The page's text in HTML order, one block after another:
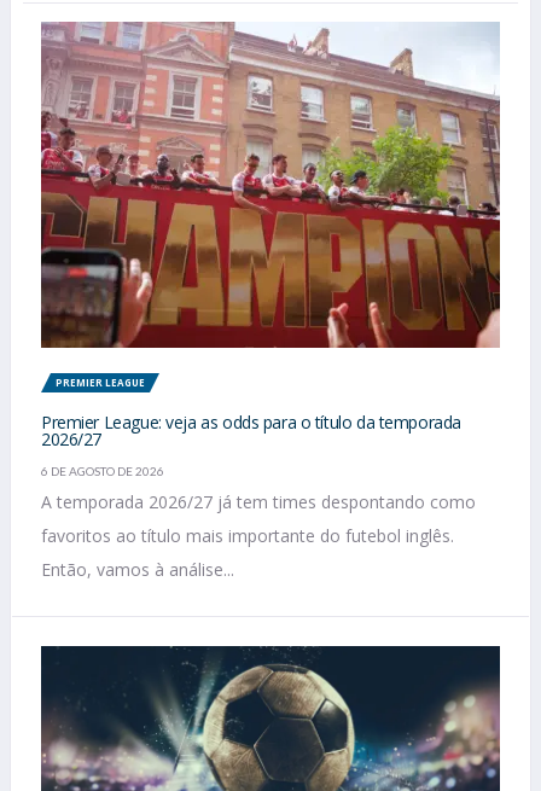
PREMIER LEAGUE
Premier League: veja as odds para o título da temporada
2026/27
6 DE AGOSTO DE 2026
A temporada 2026/27 já tem times despontando como
favoritos ao título mais importante do futebol inglês.
Então, vamos à análise...